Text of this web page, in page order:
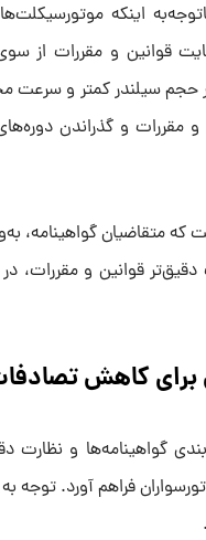
باتوجه‌به اینکه
قوانین و مقررات از
سیلندر کمتر و سرعت
و گذراندن
متقاضیان گواهینامه،
دقیق‌تر قوانین و مقررات،
برای کاهش
گواهینامه‌ها و نظارت
فراهم آورد. توجه